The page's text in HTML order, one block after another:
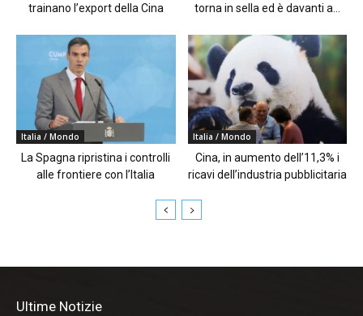
trainano l’export della Cina
torna in sella ed è davanti a...
Italia / Mondo
La Spagna ripristina i controlli
alle frontiere con l’Italia
Italia / Mondo
Cina, in aumento dell’11,3% i
ricavi dell’industria pubblicitaria
Ultime Notizie